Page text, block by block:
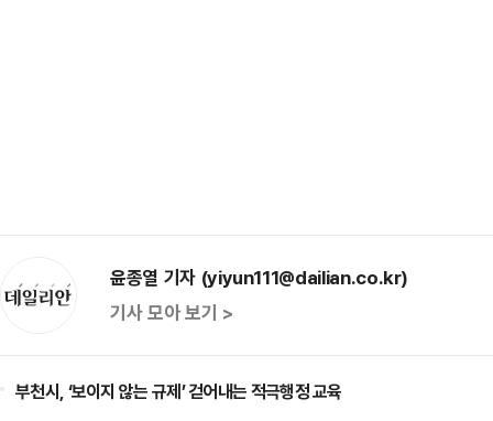
윤종열 기자 (yiyun111@dailian.co.kr)
기사 모아 보기 >
부천시, ‘보이지 않는 규제’ 걷어내는 적극행정 교육